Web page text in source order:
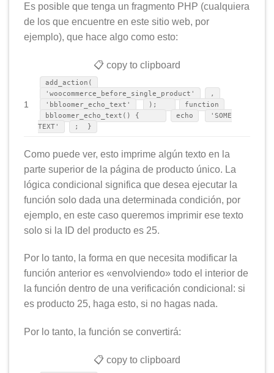
Es posible que tenga un fragmento PHP (cualquiera
de los que encuentre en este sitio web, por
ejemplo), que hace algo como esto:
📋 copy to clipboard
1
add_action(
'woocommerce_before_single_product'
,
'bbloomer_echo_text'
);
function
bbloomer_echo_text() {
echo
'SOME
TEXT'
; }
Como puede ver, esto imprime algún texto en la
parte superior de la página de producto único. La
lógica condicional significa que desea ejecutar la
función solo dada una determinada condición, por
ejemplo, en este caso queremos imprimir ese texto
solo si la ID del producto es 25.
Por lo tanto, la forma en que necesita modificar la
función anterior es «envolviendo» todo el interior de
la función dentro de una verificación condicional: si
es producto 25, haga esto, si no hagas nada.
Por lo tanto, la función se convertirá:
📋 copy to clipboard